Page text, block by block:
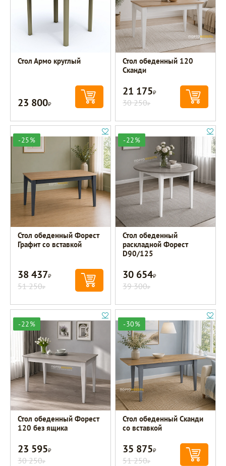
Стол Армо круглый
23 800Р
Стол обеденный 120
Сканди
21 175Р
30 250Р
-25%
Стол обеденный Форест
Графит со вставкой
38 437Р
51 250Р
-22%
Стол обеденный
раскладной Форест
D90/125
30 654Р
39 300Р
-22%
Стол обеденный Форест
120 без ящика
23 595Р
30 250Р
-30%
Стол обеденный Сканди
со вставкой
35 875Р
51 250Р